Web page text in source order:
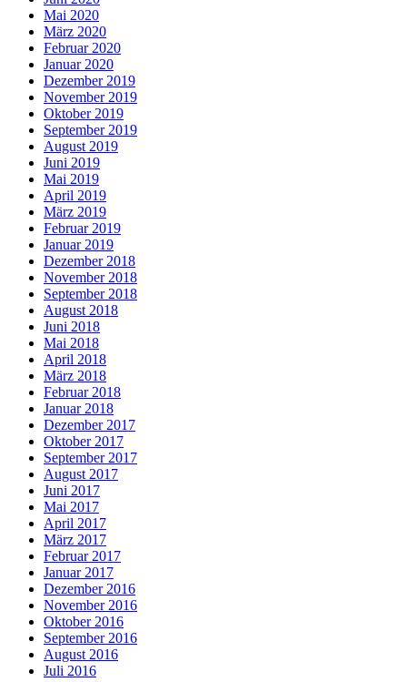
Mai 2020
März 2020
Februar 2020
Januar 2020
Dezember 2019
November 2019
Oktober 2019
September 2019
August 2019
Juni 2019
Mai 2019
April 2019
März 2019
Februar 2019
Januar 2019
Dezember 2018
November 2018
September 2018
August 2018
Juni 2018
Mai 2018
April 2018
März 2018
Februar 2018
Januar 2018
Dezember 2017
Oktober 2017
September 2017
August 2017
Juni 2017
Mai 2017
April 2017
März 2017
Februar 2017
Januar 2017
Dezember 2016
November 2016
Oktober 2016
September 2016
August 2016
Juli 2016